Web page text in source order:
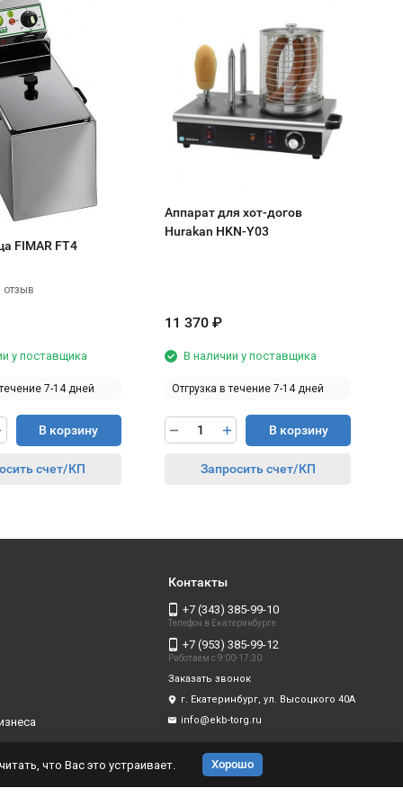
FIMAR FT4
отзыв
у поставщика
7-14 дней
В корзину
счет/КП
Аппарат для хот-догов
Hurakan HKN-Y03
11 370 ₽
В наличии у поставщика
Отгрузка в течение 7-14 дней
В корзину
Запросить счет/КП
Контакты
+7 (343) 385-99-10
Телефон в Екатеринбурге
+7 (953) 385-99-12
Работаем с 9:00-17:30
Заказать звонок
г. Екатеринбург, ул. Высоцкого 40А
info@ekb-torg.ru
что Вас это устраивает. Хорошо